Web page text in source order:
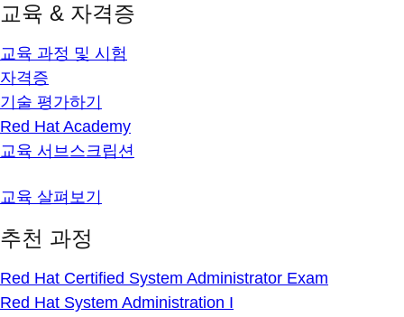
교육 & 자격증
교육 과정 및 시험
자격증
기술 평가하기
Red Hat Academy
교육 서브스크립션
교육 살펴보기
추천 과정
Red Hat Certified System Administrator Exam
Red Hat System Administration I